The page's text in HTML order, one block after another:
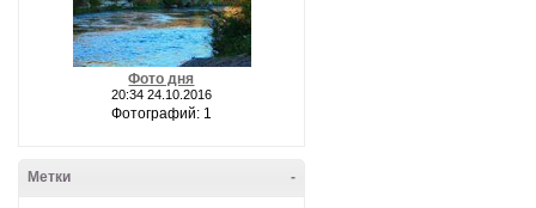
Фото дня
20:34 24.10.2016
Фотографий: 1
-
Метки